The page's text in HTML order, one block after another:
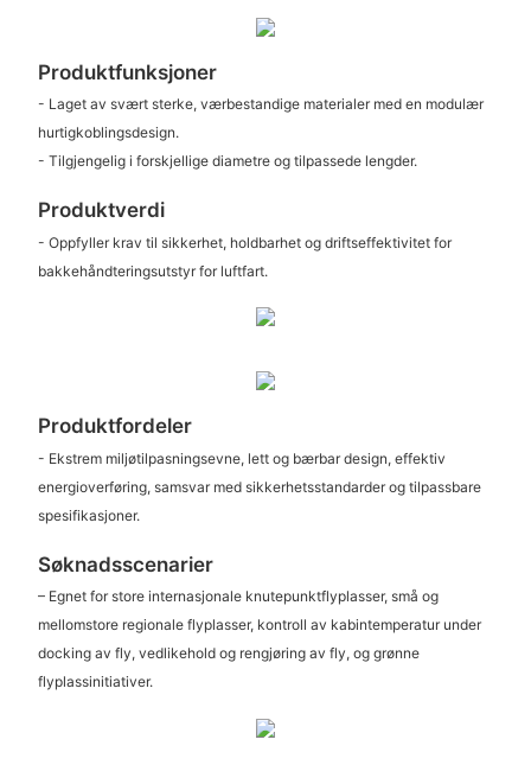
Produktfunksjoner
- Laget av svært sterke, værbestandige materialer med en modulær
hurtigkoblingsdesign.
- Tilgjengelig i forskjellige diametre og tilpassede lengder.
Produktverdi
- Oppfyller krav til sikkerhet, holdbarhet og driftseffektivitet for
bakkehåndteringsutstyr for luftfart.
Produktfordeler
- Ekstrem miljøtilpasningsevne, lett og bærbar design, effektiv
energioverføring, samsvar med sikkerhetsstandarder og tilpassbare
spesifikasjoner.
Søknadsscenarier
– Egnet for store internasjonale knutepunktflyplasser, små og
mellomstore regionale flyplasser, kontroll av kabintemperatur under
docking av fly, vedlikehold og rengjøring av fly, og grønne
flyplassinitiativer.